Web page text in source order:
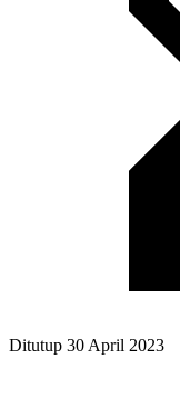
Ditutup 30 April 2023